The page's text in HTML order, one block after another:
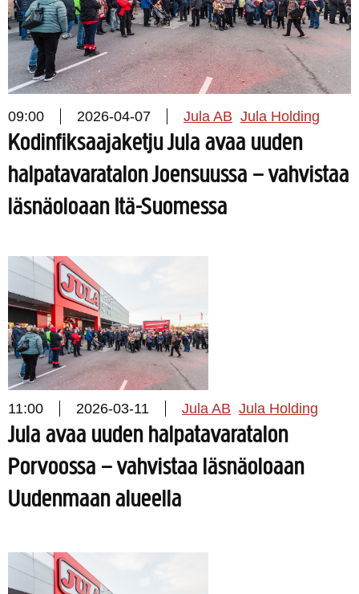
09:00 2026-04-07 Jula AB Jula Holding
Kodinfiksaajaketju Jula avaa uuden
halpatavaratalon Joensuussa – vahvistaa
läsnäoloaan Itä-Suomessa
11:00 2026-03-11 Jula AB Jula Holding
Jula avaa uuden halpatavaratalon
Porvoossa – vahvistaa läsnäoloaan
Uudenmaan alueella